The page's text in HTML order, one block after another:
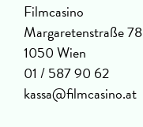
Filmcasino
Margaretenstraße 78
1050 Wien
01 / 587 90 62
kassa@filmcasino.at